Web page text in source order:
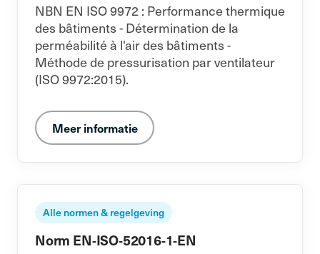
NBN EN ISO 9972 : Performance thermique
des bâtiments - Détermination de la
perméabilité à l'air des bâtiments -
Méthode de pressurisation par ventilateur
(ISO 9972:2015).
Meer informatie
Alle normen & regelgeving
Norm EN-ISO-52016-1-EN